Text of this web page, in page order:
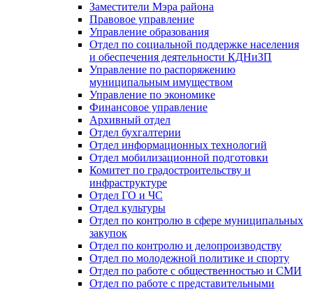
Заместители Мэра района
Правовое управление
Управление образования
Отдел по социальной поддержке населения
и обеспечения деятельности КДНиЗП
Управление по распоряжению
муниципальным имуществом
Управление по экономике
Финансовое управление
Архивный отдел
Отдел бухгалтерии
Отдел информационных технологий
Отдел мобилизационной подготовки
Комитет по градостроительству и
инфраструктуре
Отдел ГО и ЧС
Отдел культуры
Отдел по контролю в сфере муниципальных
закупок
Отдел по контролю и делопроизводству
Отдел по молодежной политике и спорту
Отдел по работе с общественностью и СМИ
Отдел по работе с представительными